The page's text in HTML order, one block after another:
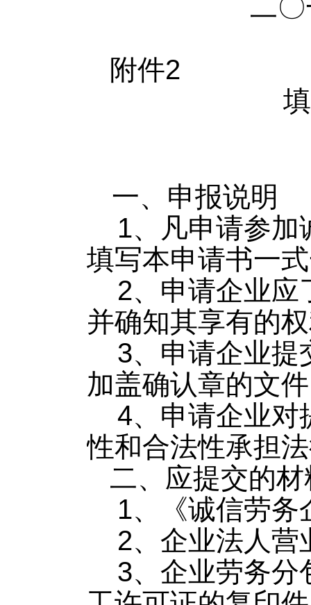
二
附件2
填
一、申报说明
1、凡申请参加
填写本申请书一
2、申请企业应
并确知其享有的
3、申请企业提
加盖确认章的文
4、申请企业对
性和合法性承担
二、应提交的材
1、《诚信劳务
2、企业法人营
3、企业劳务分